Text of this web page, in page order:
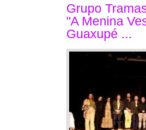
Grupo
"A Menina
Guaxupé ...